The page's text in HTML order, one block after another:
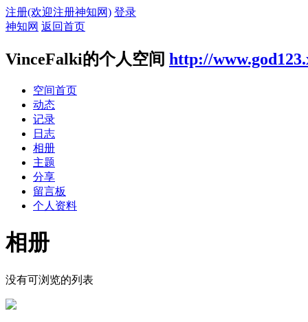
注册(欢迎注册神知网) 登录
神知网 返回首页
VinceFalki的个人空间 http://
空间首页
动态
记录
日志
相册
主题
分享
留言板
个人资料
相册
没有可浏览的列表